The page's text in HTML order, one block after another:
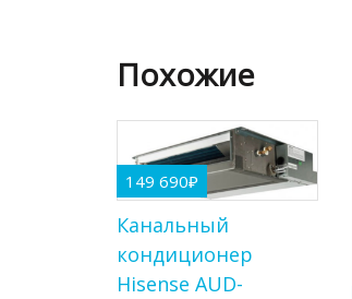
Похожие
149 690₽
Канальный
кондиционер
Hisense AUD-